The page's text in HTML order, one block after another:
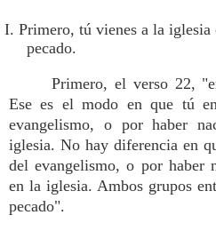
I. Primero, tú vienes a la
pecado.
Primero, el verso 22,
Ese es el modo en que tú
evangelismo, o por haber
iglesia. No hay diferencia en
del evangelismo, o por haber
en la iglesia. Ambos grupos
pecado".